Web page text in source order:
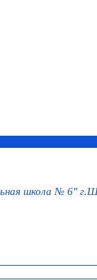
школа № 6"